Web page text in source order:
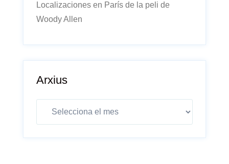
Localizaciones en París de la peli de
Woody Allen
Arxius